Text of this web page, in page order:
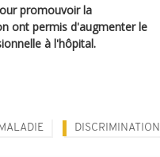
promouvoir la
ont permis d'augmenter le
à l'hôpital.
DISCRIMINATION